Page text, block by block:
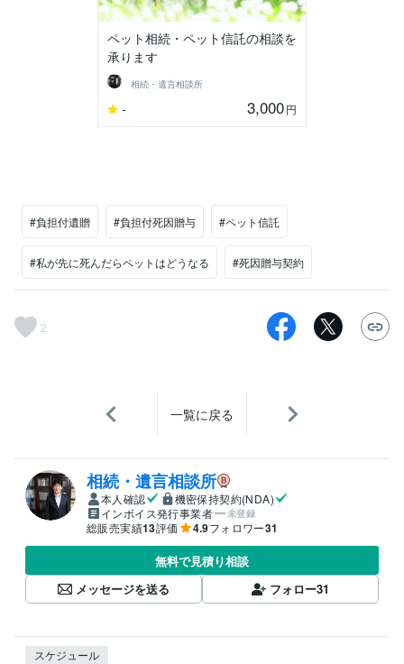
ペット相続・ペット信託の相談を
承ります
相続・遺言相談所
- 3,000円
#負担付遺贈 #負担付死因贈与 #ペット信託
#私が先に死んだらペットはどうなる #死因贈与契約
2
一覧に戻る
相続・遺言相談所
本人確認
機密保持契約(NDA)
インボイス発行事業者
未登録
総販売実績13評価 4.9フォロワー31
無料で見積り相談
メッセージを送る
フォロー31
スケジュール